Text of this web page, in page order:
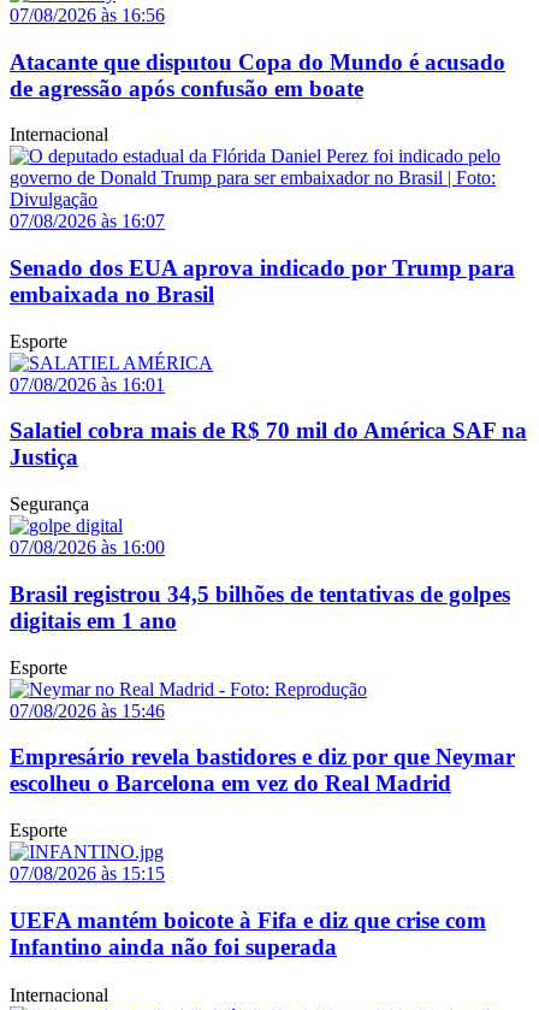
07/08/2026 às 16:56
Atacante que disputou Copa do Mundo é acusado
de agressão após confusão em boate
Internacional
07/08/2026 às 16:07
Senado dos EUA aprova indicado por Trump para
embaixada no Brasil
Esporte
07/08/2026 às 16:01
Salatiel cobra mais de R$ 70 mil do América SAF na
Justiça
Segurança
07/08/2026 às 16:00
Brasil registrou 34,5 bilhões de tentativas de golpes
digitais em 1 ano
Esporte
07/08/2026 às 15:46
Empresário revela bastidores e diz por que Neymar
escolheu o Barcelona em vez do Real Madrid
Esporte
07/08/2026 às 15:15
UEFA mantém boicote à Fifa e diz que crise com
Infantino ainda não foi superada
Internacional